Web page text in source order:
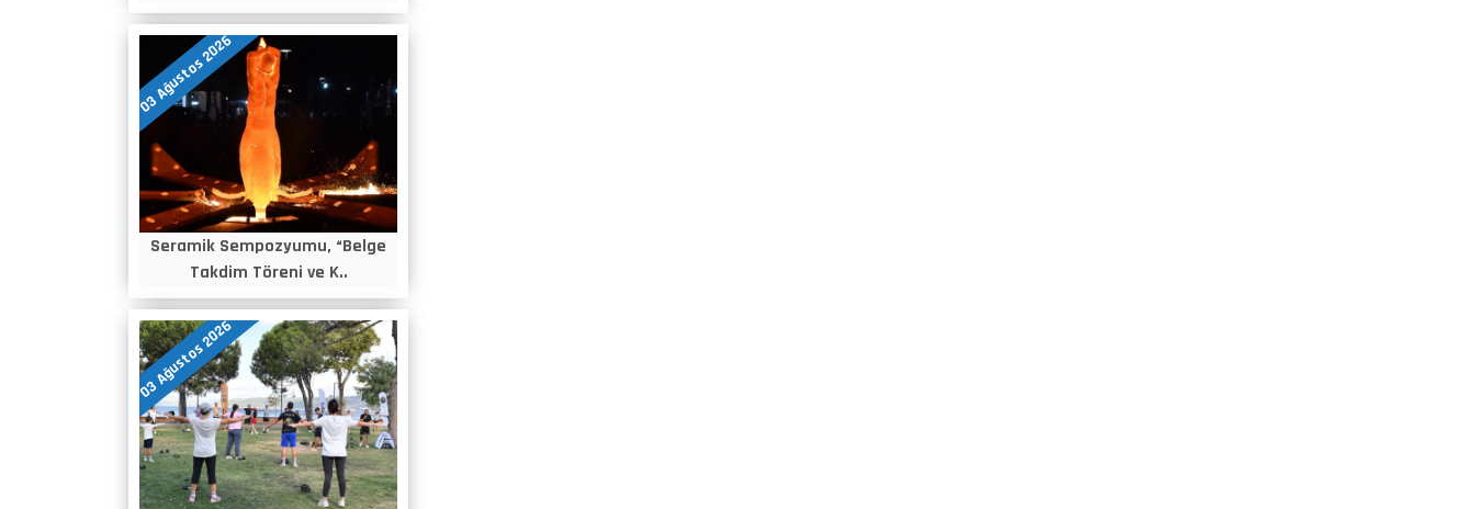
03 Ağustos 2026
Seramik Sempozyumu, “Belge
Takdim Töreni ve K..
03 Ağustos 2026